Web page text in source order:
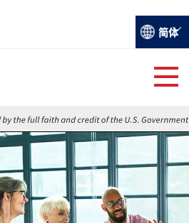
Menu
Select
简体
Menu